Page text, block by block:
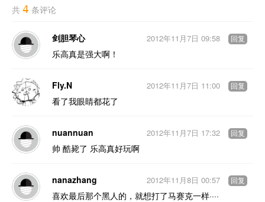
共 4 条评论
剑胆琴心
乐高真是强大啊！
2012年11月7日 09:58 回复
Fly.N
看了我眼睛都花了
2012年11月7日 11:00 回复
nuannuan
帅 酷毙了 乐高真好玩啊
2012年11月7日 17:32 回复
nanazhang
喜欢最后那个黑人的，就想打了马赛克一样····
2012年11月8日 00:57 回复